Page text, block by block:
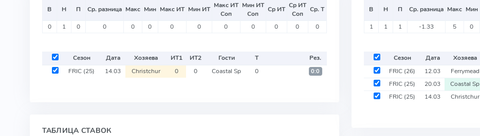
В Н П Ср. разница Макс Мин Макс ИТ Мин ИТ Макс ИТ
Соп
Мин ИТ
Соп
Ср ИТ Ср ИТ
Соп
Ср. Т
0 1 0 0 0 0 0 0 0 0 0 0 0
Сезон Дата Хозяева ИТ1 ИТ2 Гости Т
Рез.
FRIC (25) 14.03 Christchur 0 0 Coastal Sp 0 0:0
ТАБЛИЦА СТАВОК
В Н П Ср. разница Макс Мин
1 1 1 -1.33 5 0
Сезон Дата Хозяева
FRIC (26) 12.03 Ferrymead
FRIC (25) 20.03 Coastal Sp
FRIC (25) 14.03 Christchur